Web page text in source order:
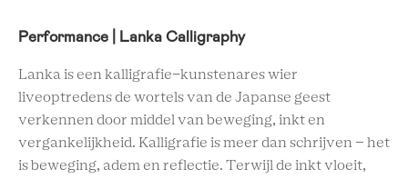
Performance | Lanka Calligraphy
Lanka is een kalligrafie-kunstenares wier
liveoptredens de wortels van de Japanse geest
verkennen door middel van beweging, inkt en
vergankelijkheid. Kalligrafie is meer dan schrijven – het
is beweging, adem en reflectie. Terwijl de inkt vloeit,